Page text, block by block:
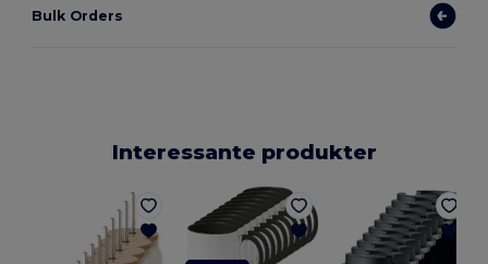
Bulk Orders
Interessante produkter